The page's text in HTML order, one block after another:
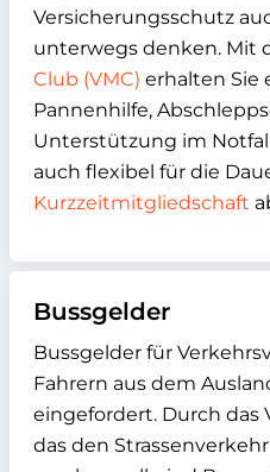
Versicherungsschutz
unterwegs denken. Mit
Club (VMC) erhalten Sie
Pannenhilfe,
Unterstützung im
auch flexibel für die
Kurzzeitmitgliedschaft
Bussgelder
Bussgelder für
Fahrern aus dem
eingefordert. Durch das
das den